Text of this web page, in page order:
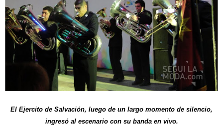
El Ejercito de Salvación, luego de un largo momento de silencio,
ingresó al escenario con su banda en vivo.